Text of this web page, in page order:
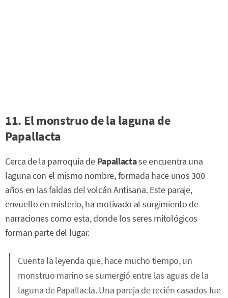
11. El monstruo de la laguna de
Papallacta
Cerca de la parroquia de Papallactase encuentra una
laguna con el mismo nombre, formada hace unos 300
años en las faldas del volcán Antisana. Este paraje,
envuelto en misterio, ha motivado al surgimiento de
narraciones como esta, donde los seres mitológicos
forman parte del lugar.
Cuenta la leyenda que, hace mucho tiempo, un
monstruo marino se sumergió entre las aguas de la
laguna de Papallacta. Una pareja de recién casados fue